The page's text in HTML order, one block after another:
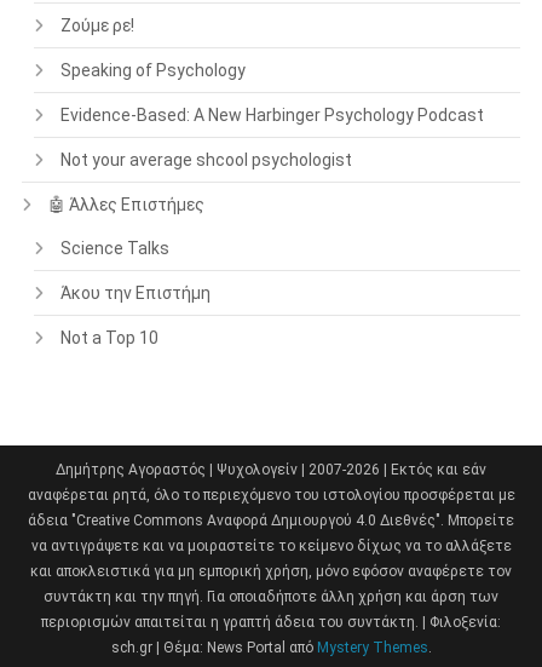
Ζούμε ρε!
Speaking of Psychology
Evidence-Based: A New Harbinger Psychology Podcast
Not your average shcool psychologist
🤖 Άλλες Επιστήμες
Science Talks
Άκου την Επιστήμη
Not a Top 10
Δημήτρης Αγοραστός | Ψυχολογείν | 2007-2026 | Εκτός και εάν
αναφέρεται ρητά, όλο το περιεχόμενο του ιστολογίου προσφέρεται με
άδεια "Creative Commons Αναφορά Δημιουργού 4.0 Διεθνές". Μπορείτε
να αντιγράψετε και να μοιραστείτε το κείμενο δίχως να το αλλάξετε
και αποκλειστικά για μη εμπορική χρήση, μόνο εφόσον αναφέρετε τον
συντάκτη και την πηγή. Για οποιαδήποτε άλλη χρήση και άρση των
περιορισμών απαιτείται η γραπτή άδεια του συντάκτη. | Φιλοξενία:
sch.gr | Θέμα: News Portal από Mystery Themes